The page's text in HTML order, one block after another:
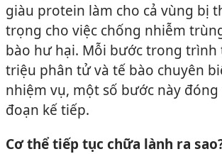
giàu protein làm cho cả vùng bị
trọng cho việc chống nhiễm
bào hư hại. Mỗi bước trong trình
triệu phân tử và tế bào chuyên
nhiệm vụ, một số bước này
đoạn kế tiếp.
Cơ thể tiếp tục chữa lành ra